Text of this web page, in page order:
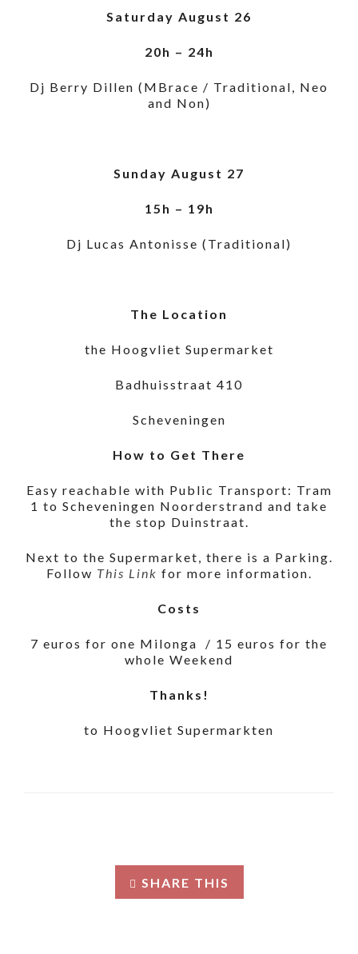
Saturday August 26
20h – 24h
Dj Berry Dillen (MBrace / Traditional, Neo
and Non)
Sunday August 27
15h – 19h
Dj Lucas Antonisse (Traditional)
The Location
the Hoogvliet Supermarket
Badhuisstraat 410
Scheveningen
How to Get There
Easy reachable with Public Transport: Tram
1 to Scheveningen Noorderstrand and take
the stop Duinstraat.
Next to the Supermarket, there is a Parking.
Follow This Link for more information.
Costs
7 euros for one Milonga / 15 euros for the
whole Weekend
Thanks!
to Hoogvliet Supermarkten
SHARE THIS